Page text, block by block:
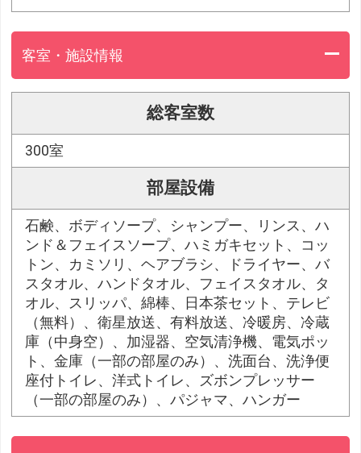
客室・施設情報
総客室数
300室
部屋設備
石鹸、ボディソープ、シャンプー、リンス、ハ
ンド＆フェイスソープ、ハミガキセット、コッ
トン、カミソリ、ヘアブラシ、ドライヤー、バ
スタオル、ハンドタオル、フェイスタオル、タ
オル、スリッパ、綿棒、日本茶セット、テレビ
（無料）、衛星放送、有料放送、冷暖房、冷蔵
庫（中身空）、加湿器、空気清浄機、電気ポッ
ト、金庫（一部の部屋のみ）、洗面台、洗浄便
座付トイレ、洋式トイレ、ズボンプレッサー
（一部の部屋のみ）、パジャマ、ハンガー